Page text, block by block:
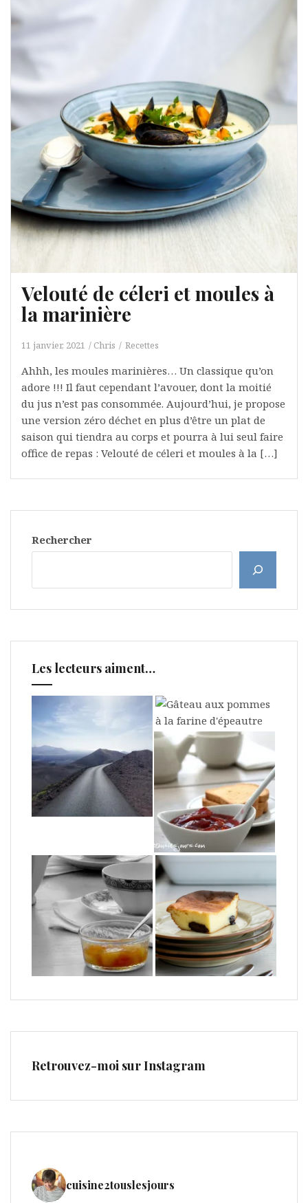
Velouté de céleri et moules à
la marinière
11 janvier, 2021 Chris Recettes
Ahhh, les moules marinières… Un classique qu’on
adore !!! Il faut cependant l’avouer, dont la moitié
du jus n’est pas consommée. Aujourd’hui, je propose
une version zéro déchet en plus d’être un plat de
saison qui tiendra au corps et pourra à lui seul faire
office de repas : Velouté de céleri et moules à la […]
Rechercher
Les lecteurs aiment…
Retrouvez-moi sur Instagram
cuisine2touslesjours